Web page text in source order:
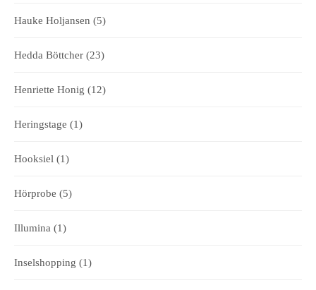
Hauke Holjansen (5)
Hedda Böttcher (23)
Henriette Honig (12)
Heringstage (1)
Hooksiel (1)
Hörprobe (5)
Illumina (1)
Inselshopping (1)